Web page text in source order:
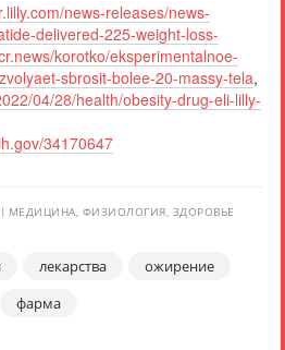
news-releases/news-
delivered-225-weight-loss-
korotko/eksperimentalnoe-
sbrosit-bolee-20-massy-tela,
04/28/health/obesity-drug-eli-lilly-
34170647
МЕДИЦИНА, ФИЗИОЛОГИЯ, ЗДОРОВЬЕ
лекарства
ожирение
фарма